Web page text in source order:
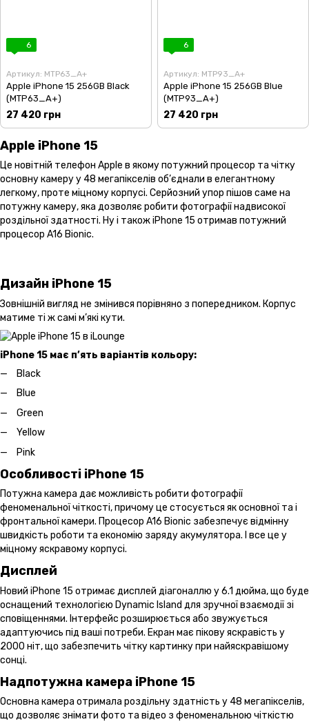
6
Артикул: MTP63_A+
Apple iPhone 15 256GB Black
(MTP63_A+)
27 420 грн
6
Артикул: MTP93_A+
Apple iPhone 15 256GB Blue
(MTP93_A+)
27 420 грн
Apple iPhone 15
Це новітній телефон Apple в якому потужний процесор та чітку
основну камеру у 48 мегапікселів об’єднали в елегантному
легкому, проте міцному корпусі. Серйозний упор пішов саме на
потужну камеру, яка дозволяє робити фотографії надвисокої
роздільної здатності. Ну і також iPhone 15 отримав потужний
процесор A16 Bionic.
Дизайн iPhone 15
Зовнішній вигляд не змінився порівняно з попередником. Корпус
матиме ті ж самі м’які кути.
iPhone 15 має п’ять варіантів кольору:
Black
Blue
Green
Yellow
Pink
Особливості iPhone 15
Потужна камера дає можливість робити фотографії
феноменальної чіткості, причому це стосується як основної та і
фронтальної камери. Процесор A16 Bionic забезпечує відмінну
швидкість роботи та економію заряду акумулятора. І все це у
міцному яскравому корпусі.
Дисплей
Новий iPhone 15 отримає дисплей діагоналлю у 6.1 дюйма, що буде
оснащений технологією Dynamic Island для зручної взаємодії зі
сповіщеннями. Інтерфейс розширюється або звужується
адаптуючись під ваші потреби. Екран має пікову яскравість у
2000 ніт, що забезпечить чітку картинку при найяскравішому
сонці.
Надпотужна камера iPhone 15
Основна камера отримала роздільну здатність у 48 мегапікселів,
що дозволяє знімати фото та відео з феноменальною чіткістю